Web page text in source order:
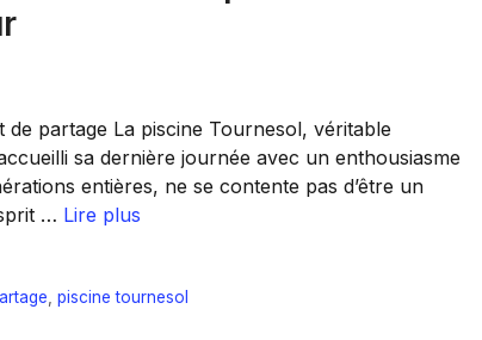
partage La piscine Tournesol, véritable
sa dernière journée avec un enthousiasme
entières, ne se contente pas d’être un
… Lire plus
piscine tournesol